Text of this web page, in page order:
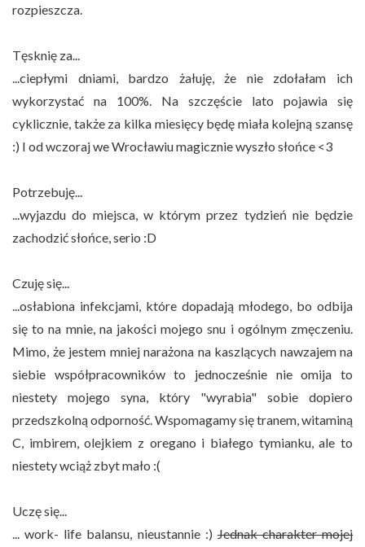
rozpieszcza.
Tęsknię za...
...ciepłymi dniami, bardzo żałuję, że nie zdołałam ich
wykorzystać na 100%. Na szczęście lato pojawia się
cyklicznie, także za kilka miesięcy będę miała kolejną szansę
:) I od wczoraj we Wrocławiu magicznie wyszło słońce <3
Potrzebuję...
...wyjazdu do miejsca, w którym przez tydzień nie będzie
zachodzić słońce, serio :D
Czuję się...
...osłabiona infekcjami, które dopadają młodego, bo odbija
się to na mnie, na jakości mojego snu i ogólnym zmęczeniu.
Mimo, że jestem mniej narażona na kaszlących nawzajem na
siebie współpracowników to jednocześnie nie omija to
niestety mojego syna, który "wyrabia" sobie dopiero
przedszkolną odporność. Wspomagamy się tranem, witaminą
C, imbirem, olejkiem z oregano i białego tymianku, ale to
niestety wciąż zbyt mało :(
Uczę się...
... work- life balansu, nieustannie :)Jednak charakter mojej